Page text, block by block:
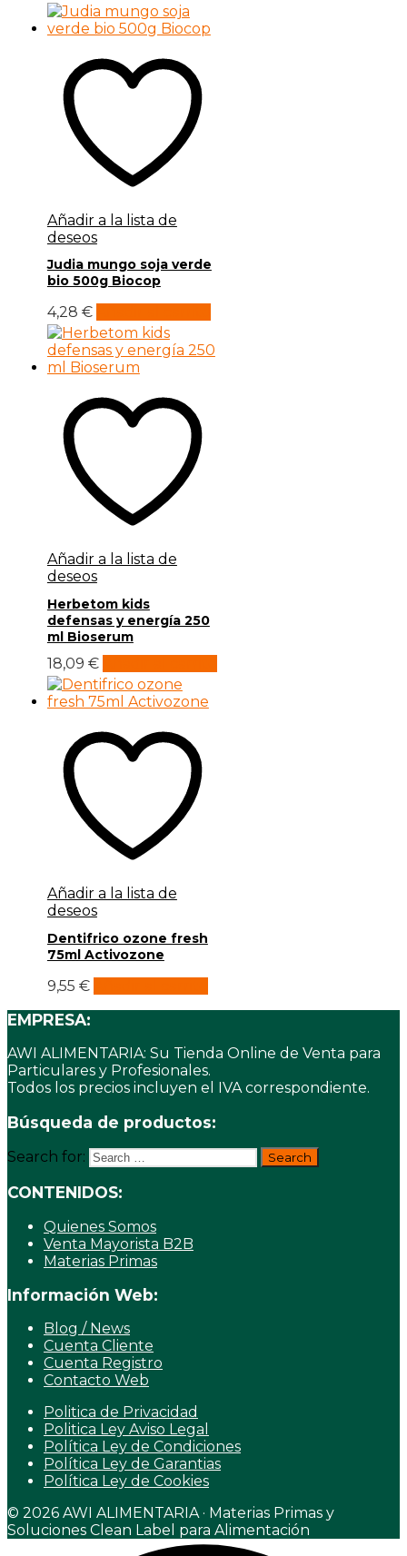
Añadir a la lista de
deseos
Judia mungo soja verde
bio 500g Biocop
4,28 €
Añadir a la lista de
deseos
Herbetom kids
defensas y energía 250
ml Bioserum
18,09 €
Añadir a la lista de
deseos
Dentifrico ozone fresh
75ml Activozone
9,55 €
EMPRESA:
AWI ALIMENTARIA: Su Tienda Online de Venta para
Particulares y Profesionales.
Todos los precios incluyen el IVA correspondiente.
Búsqueda de productos:
Search for:
CONTENIDOS:
Quienes Somos
Venta Mayorista B2B
Materias Primas
Información Web:
Blog / News
Cuenta Cliente
Cuenta Registro
Contacto Web
Politica de Privacidad
Politica Ley Aviso Legal
Política Ley de Condiciones
Política Ley de Garantias
Política Ley de Cookies
© 2026 AWI ALIMENTARIA · Materias Primas y
Soluciones Clean Label para Alimentación